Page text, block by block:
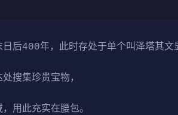
后400年，此时存处于单个叫泽塔其文
搜集珍贵宝物，
用此充实在腰包。